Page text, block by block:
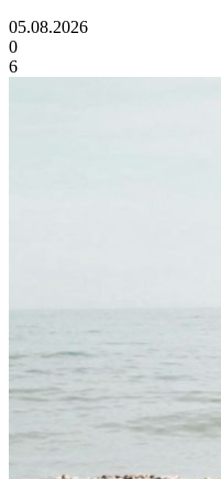
05.08.2026
0
6